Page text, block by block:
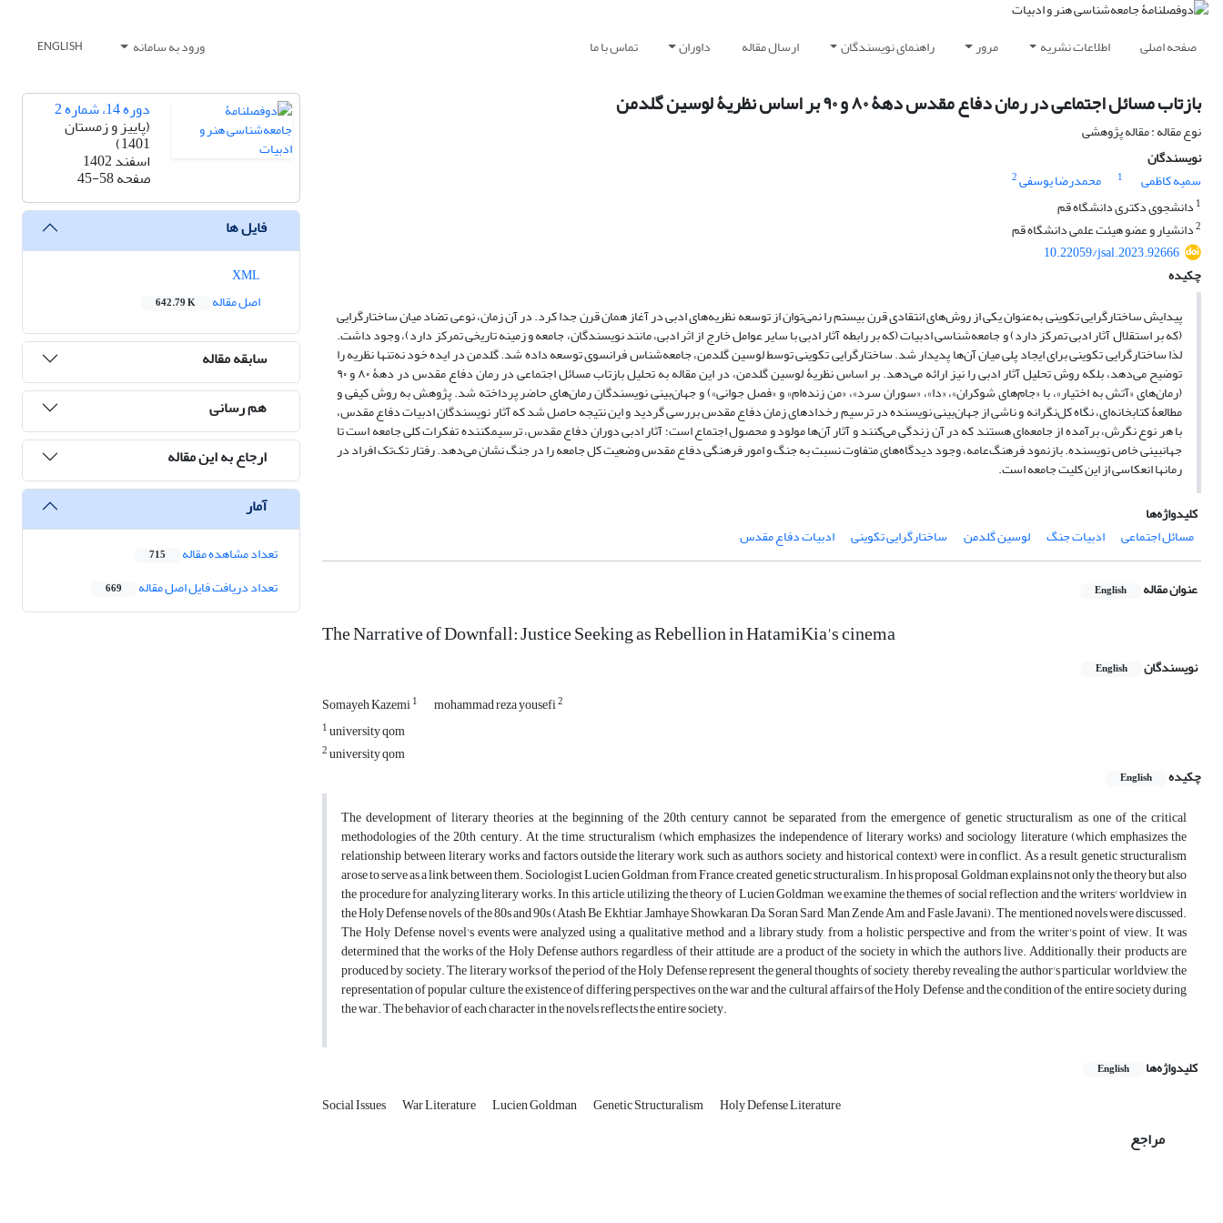
صفحه اصلی اطلاعات نشریه مرور راهنمای نویسندگان ارسال مقاله داوران تماس با ما ورود به سامانه ENGLISH
بازتاب مسائل اجتماعی در رمان دفاع مقدس دهۀ ۸۰ و ۹۰ بر اساس نظریۀ لوسین گلدمن
نوع مقاله : مقاله پژوهشی
نویسندگان
سمیه کاظمی
1 محمدرضا یوسفی2
1 دانشجوی دکتری دانشگاه قم
2دانشیار و عضو هیئت علمی دانشگاه قم
10.22059/jsal.2023.92666
چکیده
پیدایش ساختارگرایی تکوینی به‌عنوان یکی از روش‌های انتقادی قرن بیستم را نمی‌توان از توسعه نظریه‌های ادبی در آغاز همان قرن جدا کرد. در آن زمان، نوعی تضاد میان ساختارگرایی
(که بر استقلال آثار ادبی تمرکز دارد) و جامعه‌شناسی ادبیات (که بر رابطه آثار ادبی با سایر عوامل خارج از اثر ادبی، مانند نویسندگان، جامعه و زمینه تاریخی تمرکز دارد)، وجود داشت.
لذا ساختارگرایی تکوینی برای ایجاد پلی میان آن‌ها پدیدار شد. ساختارگرایی تکوینی توسط لوسین گلدمن، جامعه‌شناس فرانسوی توسعه داده شد. گلدمن در ایده خود نه‌تنها نظریه را
توضیح می‌دهد، بلکه روش تحلیل آثار ادبی را نیز ارائه می‌دهد. بر اساس نظریۀ لوسین گلدمن، در این مقاله به تحلیل بازتاب مسائل اجتماعی در رمان دفاع مقدس در دهۀ ۸۰ و ۹۰
(رمان‌های «آتش به اختیار»، با «جام‌های شوکران»، «دا»، «سوران سرد»، «من زنده‌ام» و «فصل جوانی») و جهان‌بینی نویسندگان رمان‌های حاضر پرداخته شد. پژوهش به روش کیفی و
مطالعۀ کتابخانه‌ای، نگاه کل‌نگرانه و ناشی از جهان‌بینی نویسنده در ترسیم رخدادهای زمان دفاع مقدس بررسی گردید و این نتیجه حاصل شد که آثار نویسندگان ادبیات دفاع مقدس،
با هر نوع نگرش، برآمده از جامعه‌ای هستند که در آن زندگی می‌کنند و آثار آن‌ها مولود و محصول اجتماع است؛ آثار ادبی دوران دفاع مقدس، ترسیم­کننده تفکرات کلی جامعه است تا
جهان­بینی خاص نویسنده. بازنمود فرهنگ‌عامه، وجود دیدگاه‌های متفاوت نسبت به جنگ و امور فرهنگی دفاع مقدس وضعیت کل جامعه را در جنگ نشان می‌دهد. رفتار تک‌تک افراد در
رمان­ها انعکاسی از این کلیت جامعه است.
کلیدواژه‌ها
مسائل اجتماعی
ادبیات جنگ لوسین گلدمن ساختارگرایی تکوینی ادبیات دفاع مقدس
عنوان مقاله English
The Narrative of Downfall: Justice Seeking as Rebellion in HatamiKia's cinema
نویسندگان English
Somayeh Kazemi1 mohammad reza yousefi2
1university qom
2university qom
چکیده
English
The development of literary theories at the beginning of the 20th century cannot be separated from the emergence of genetic structuralism as one of the critical
methodologies of the 20th century. At the time, structuralism (which emphasizes the independence of literary works) and sociology literature (which emphasizes the
relationship between literary works and factors outside the literary work, such as authors, society, and historical context) were in conflict. As a result, genetic structuralism
arose to serve as a link between them. Sociologist Lucien Goldman, from France, created genetic structuralism. In his proposal, Goldman explains not only the theory but also
the procedure for analyzing literary works. In this article, utilizing the theory of Lucien Goldman, we examine the themes of social reflection and the writers' worldview in
the Holy Defense novels of the 80s and 90s (Atash Be Ekhtiar, Jamhaye Showkaran, Da, Soran Sard, Man Zende Am, and Fasle Javani). The mentioned novels were discussed.
The Holy Defense novel's events were analyzed using a qualitative method and a library study, from a holistic perspective and from the writer's point of view. It was
determined that the works of the Holy Defense authors, regardless of their attitude, are a product of the society in which the authors live. Additionally, their products are
produced by society. The literary works of the period of the Holy Defense represent the general thoughts of society, thereby revealing the author's particular worldview, the
representation of popular culture, the existence of differing perspectives on the war and the cultural affairs of the Holy Defense, and the condition of the entire society during
the war. The behavior of each character in the novels reflects the entire society.
کلیدواژه‌ها English
Social Issues War Literature Lucien Goldman Genetic Structuralism Holy Defense Literature
مراجع
دوره 14، شماره 2
(پاییز و زمستان
1401)
اسفند 1402
صفحه45-58
فایل ها
اصل مقاله
642.79 K
سابقه مقاله
هم رسانی
ارجاع به این مقاله
آمار
تعداد مشاهده مقاله 715
تعداد دریافت فایل اصل مقاله 669